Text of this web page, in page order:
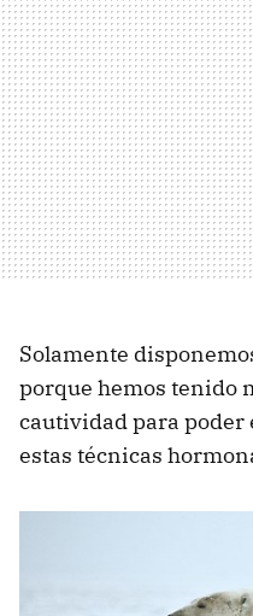
Solamente
porque hemos tenido
cautividad para
estas técnicas